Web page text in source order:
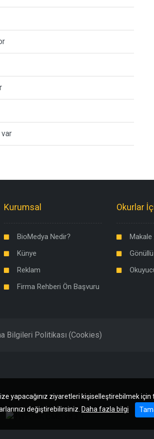
ziyaretleri kişiselleştirebilmek için
değiştirebilirsiniz. Daha fazla bilgi
Kurumsal
BioMedya Nedir?
Künye
Reklam
Firma Rehberi Ön Başvuru
Okurlar
Makale
Gönüllü
Bilgileri Politikası (Cookies)